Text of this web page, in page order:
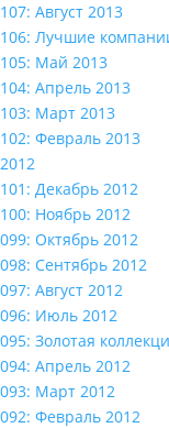
107: Август 2013
106: Лучшие
105: Май 2013
104: Апрель 2013
103: Март 2013
102: Февраль 2013
2012
101: Декабрь 2012
100: Ноябрь 2012
099: Октябрь 2012
098: Сентябрь 2012
097: Август 2012
096: Июль 2012
095: Золотая
094: Апрель 2012
093: Март 2012
092: Февраль 2012